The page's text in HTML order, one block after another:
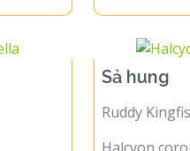
Sả hung
Ruddy